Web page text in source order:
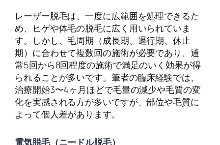
レーザー脱毛は、一度に広範囲を処理できるた
め、ヒゲや体毛の脱毛に広く用いられていま
す。しかし、毛周期（成長期、退行期、休止
期）に合わせて複数回の施術が必要であり、通
常5回から8回程度の施術で満足のいく効果が得
られることが多いです。筆者の臨床経験では、
治療開始3〜4ヶ月ほどで毛量の減少や毛質の変
化を実感される方が多いですが、部位や毛質に
よって個人差があります。
電気脱毛（ニードル脱毛）